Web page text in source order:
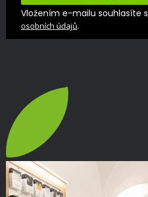
Vložením e-mailu souhlasíte s
osobních údajů.